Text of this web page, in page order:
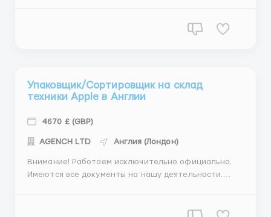
Смены по 8 - 10 часов в день, два выходных дня в
Упаковщик/Сортировщик на склад
техники Apple в Англии
4670 £ (GBP)
АGENСН LТD Англия (Лондон)
Внимание! Работаем исключительно официально.
Имеются все документы на нашу деятельности.